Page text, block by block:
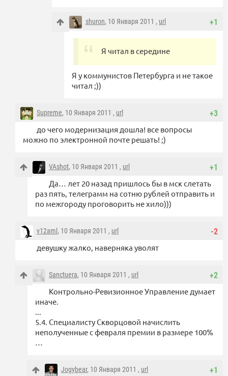
+1
shuron, 10 Января 2011 , url
Я читал в середине
Я у коммунистов Петербурга и не такое
читал ;))
+3
Supreme, 10 Января 2011 , url
до чего модернизация дошла! все вопросы
можно по электронной почте решать! ;)
+1
VAshot, 10 Января 2011 , url
Да… лет 20 назад пришлось бы в мск слетать
раз пять, телеграмм на сотню рублей отправить и
по межгороду проговорить не хило)))
-2
v12aml , 10 Января 2011 , url
девушку жалко, наверняка уволят
+2
Sanctuera, 10 Января 2011 , url
Контрольно-Ревизионное Управление думает
иначе.
...
5.4. Специалисту Скворцовой начислить
неполученные с февраля премии в размере 100%
…
+1
Jogybear, 10 Января 2011 , url